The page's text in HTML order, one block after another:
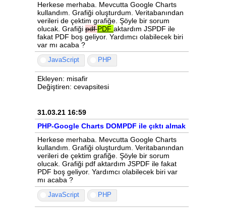
Herkese merhaba. Mevcutta Google Charts
kullandım. Grafiği oluşturdum. Veritabanından
verileri de çektim grafiğe. Şöyle bir sorum
olucak. Grafiği pdfPDF aktardım JSPDF ile
fakat PDF boş geliyor. Yardımcı olabilecek biri
var mı acaba ?
JavaScript PHP
Ekleyen: misafir
Değiştiren: cevapsitesi
31.03.21 16:59
PHP-Google Charts DOMPDF ile çıktı almak
Herkese merhaba. Mevcutta Google Charts
kullandım. Grafiği oluşturdum. Veritabanından
verileri de çektim grafiğe. Şöyle bir sorum
olucak. Grafiği pdf aktardım JSPDF ile fakat
PDF boş geliyor. Yardımcı olabilecek biri var
mı acaba ?
JavaScript PHP